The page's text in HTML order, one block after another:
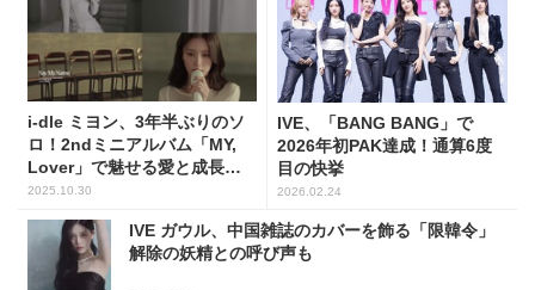
i-dle ミヨン、3年半ぶりのソ
ロ！2ndミニアルバム「MY,
Lover」で魅せる愛と成長の
全記録
2025.10.30
IVE、「BANG BANG」で
2026年初PAK達成！通算6度
目の快挙
2026.02.24
IVE ガウル、中国雑誌のカバーを飾る「限韓令」
解除の妖精との呼び声も